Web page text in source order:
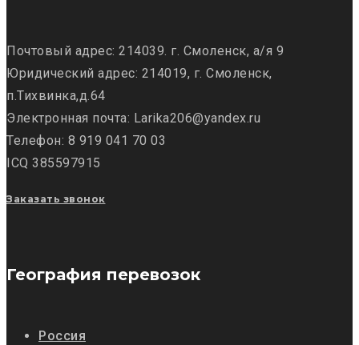
Почтовый адрес: 214039. г. Смоленск, а/я 9
Юридический адрес: 214019, г. Смоленск,
п.Тихвинка,д.64
Электронная почта: Larika206@yandex.ru
Телефон: 8 919 041 70 03
ICQ 385597915
Заказать звонок
География перевозок
Россия